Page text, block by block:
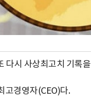
다시 사상최고치 기록
고경영자(CEO)다.